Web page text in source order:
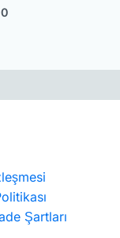
Şartları